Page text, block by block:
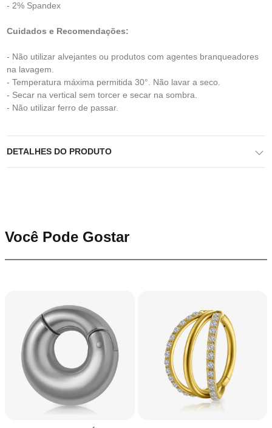
- 2% Spandex
Cuidados e Recomendações:
- Não utilizar alvejantes ou produtos com agentes branqueadores
na lavagem.
- Temperatura máxima permitida 30°. Não lavar a seco.
- Secar na vertical sem torcer e secar na sombra.
- Não utilizar ferro de passar.
DETALHES DO PRODUTO
Você Pode Gostar